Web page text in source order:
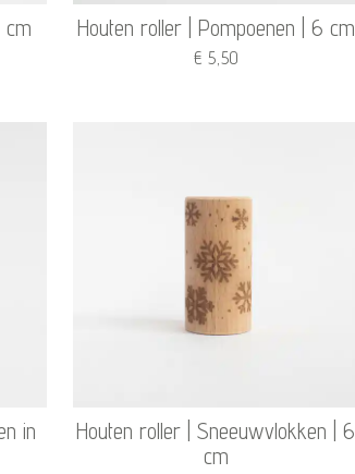
cm Houten roller | Pompoenen | 6 cm
€ 5,50
in
Houten roller | Sneeuwvlokken | 6
cm